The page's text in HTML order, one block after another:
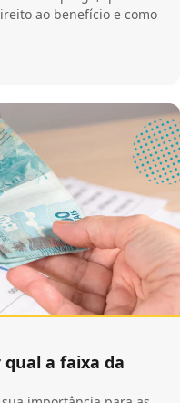
ao benefício e como
qual a faixa da